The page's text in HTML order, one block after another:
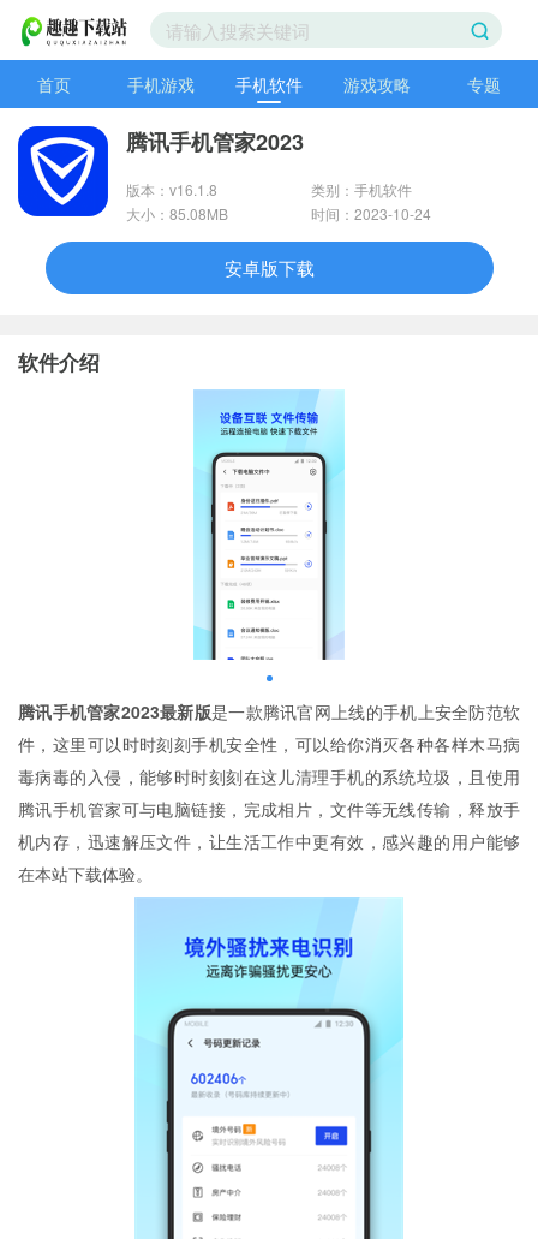
首页 手机游戏 手机软件 游戏攻略 专题
腾讯手机管家2023
版本：v16.1.8
类别：手机软件
大小：85.08MB
时间：2023-10-24
安卓版下载
软件介绍
腾讯手机管家2023最新版是一款腾讯官网上线的手机上安全防范软
件，这里可以时时刻刻手机安全性，可以给你消灭各种各样木马病
毒病毒的入侵，能够时时刻刻在这儿清理手机的系统垃圾，且使用
腾讯手机管家可与电脑链接，完成相片，文件等无线传输，释放手
机内存，迅速解压文件，让生活工作中更有效，感兴趣的用户能够
在本站下载体验。